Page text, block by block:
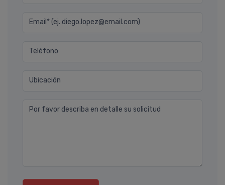
Email* (ej. diego.lopez@email.com)
Teléfono
Ubicación
Por favor describa en detalle su solicitud